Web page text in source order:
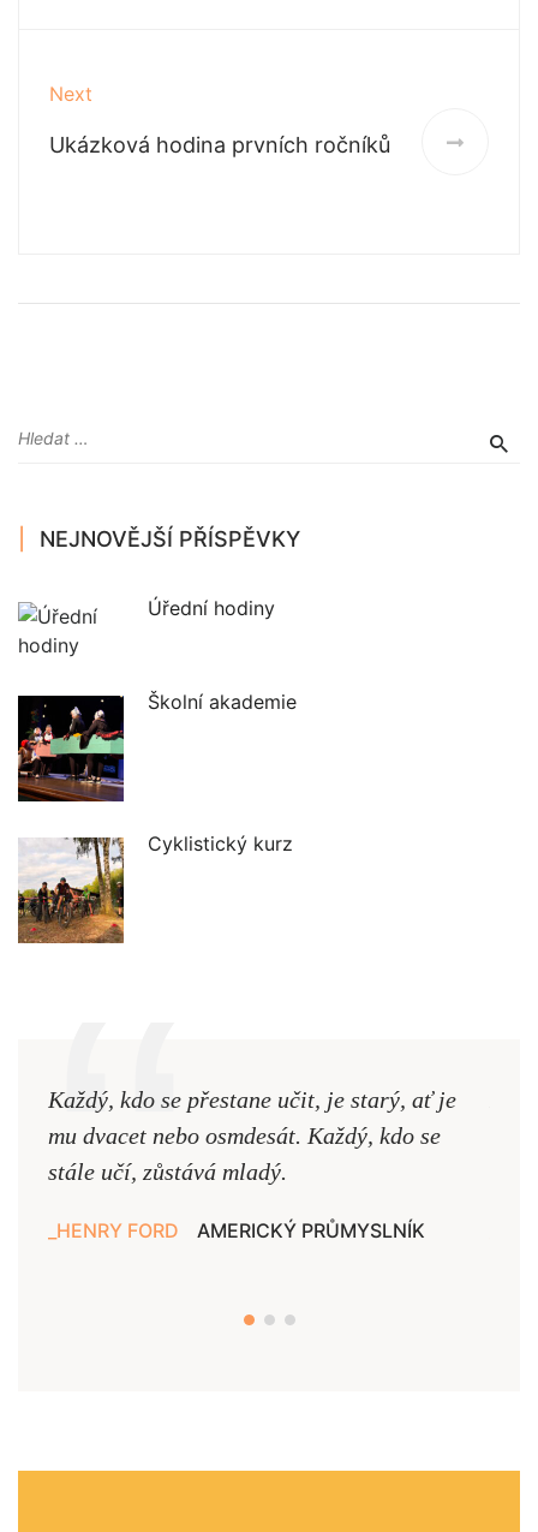
Next
Ukázková hodina prvních ročníků
NEJNOVĚJŠÍ PŘÍSPĚVKY
Úřední hodiny
Školní akademie
Cyklistický kurz
Každý, kdo se přestane učit, je starý, ať je
mu dvacet nebo osmdesát. Každý, kdo se
stále učí, zůstává mladý.
HENRY FORD AMERICKÝ PRŮMYSLNÍK